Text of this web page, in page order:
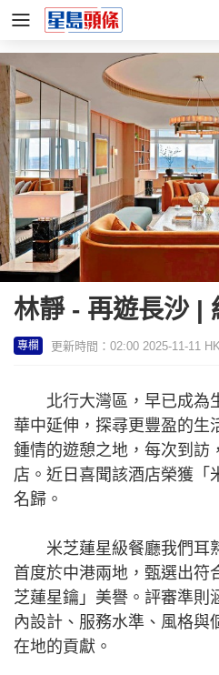
林靜 - 再遊長沙 |
專欄 更新時間：02:00 2025-11-11
北行大灣區，早已成為
華中延伸，探尋更豐盈的生
鍾情的遊憩之地，每次到訪
店。近日喜聞該酒店榮獲「
名歸。
米芝蓮星級餐廳我們耳
首度於中港兩地，甄選出符
芝蓮星鑰」美譽。評審準則
內設計、服務水準、風格與
在地的貢獻。